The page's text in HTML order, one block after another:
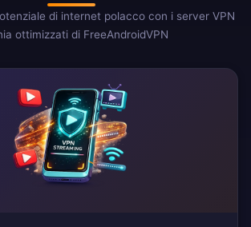
di internet polacco con i server VPN
ottimizzati di FreeAndroidVPN